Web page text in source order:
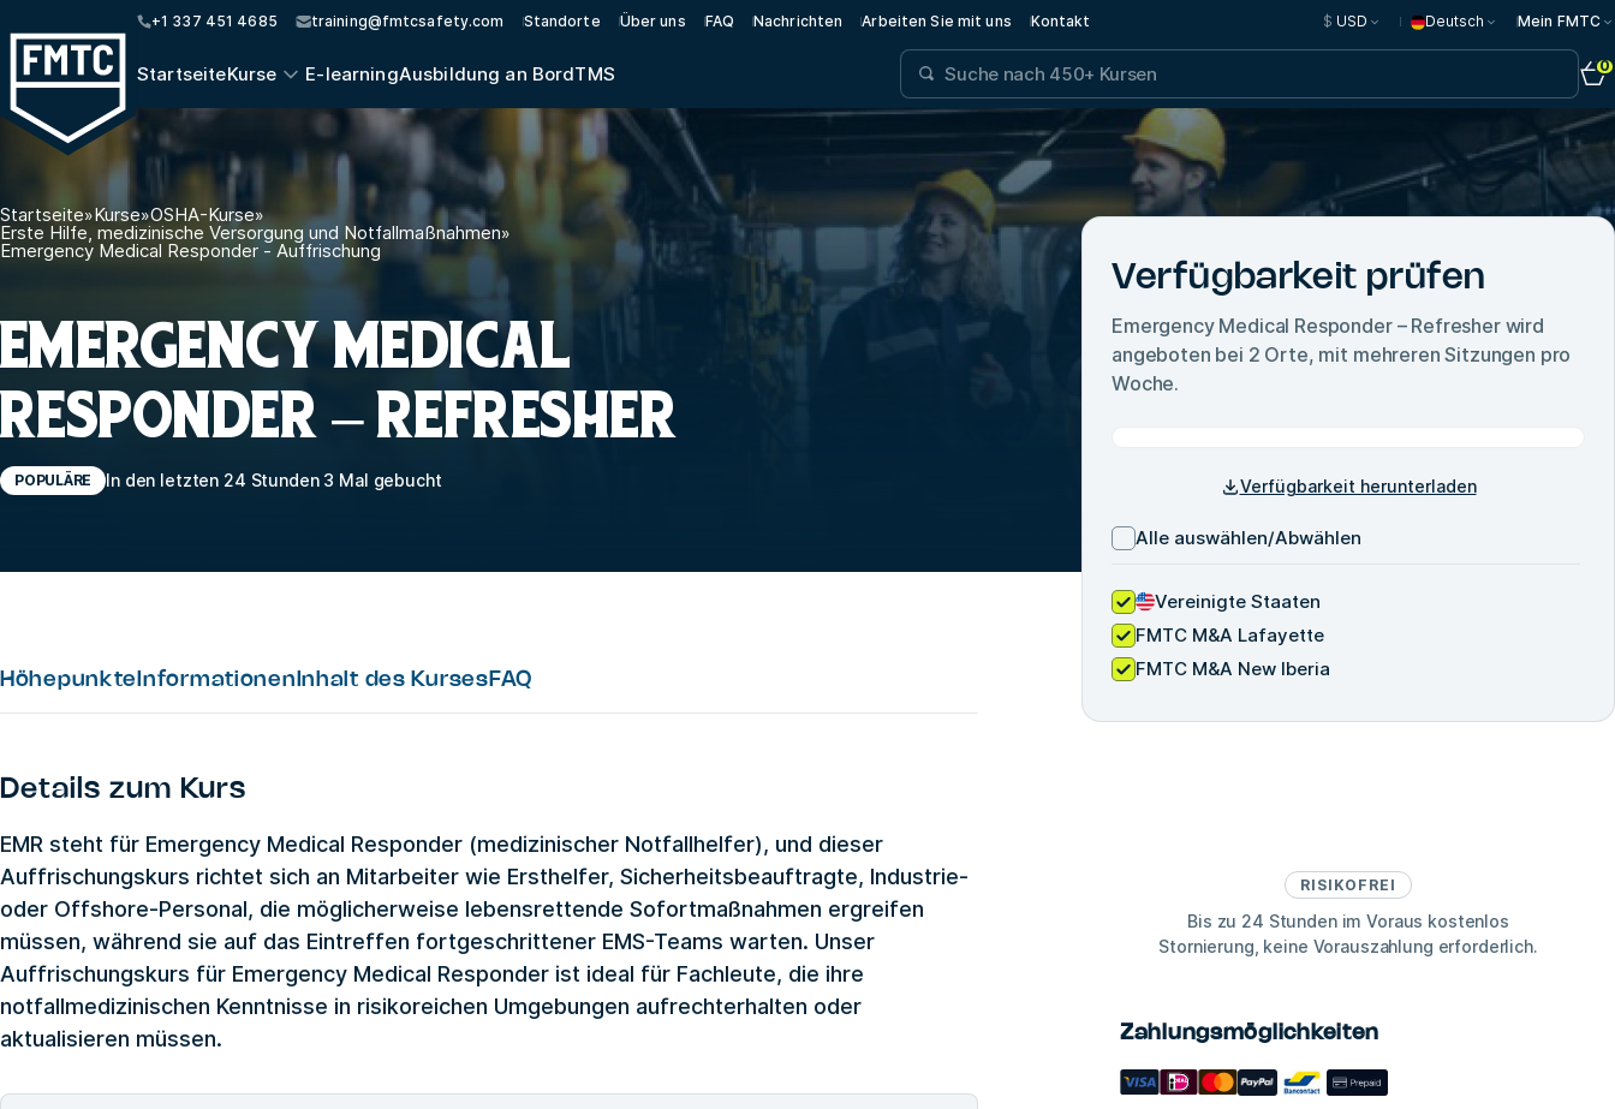
+1 337 451 4685 training@fmtcsafety.com Standorte Über uns FAQ Nachrichten Arbeiten Sie mit uns Kontakt $ USD Deutsch Mein FMTC
StartseiteKurse E-learningAusbildung an BordTMS 0
Startseite»Kurse»OSHA-Kurse»
Erste Hilfe, medizinische Versorgung und Notfallmaßnahmen»
Emergency Medical Responder - Auffrischung
EMERGENCY MEDICAL
RESPONDER – REFRESHER
POPULÄRE In den letzten 24 Stunden 3 Mal gebucht
Höhepunkte Informationen Inhalt des Kurses FAQ
Details zum Kurs
EMR steht für Emergency Medical Responder (medizinischer Notfallhelfer), und dieser
Auffrischungskurs richtet sich an Mitarbeiter wie Ersthelfer, Sicherheitsbeauftragte, Industrie-
oder Offshore-Personal, die möglicherweise lebensrettende Sofortmaßnahmen ergreifen
müssen, während sie auf das Eintreffen fortgeschrittener EMS-Teams warten. Unser
Auffrischungskurs für Emergency Medical Responder ist ideal für Fachleute, die ihre
notfallmedizinischen Kenntnisse in risikoreichen Umgebungen aufrechterhalten oder
aktualisieren müssen.
Verfügbarkeit prüfen
Emergency Medical Responder – Refresherwird
angeboten bei 2 Orte, mit mehreren Sitzungen pro
Woche.
Verfügbarkeit herunterladen
Alle auswählen/Abwählen
Vereinigte Staaten
FMTC M&A Lafayette
FMTC M&A New Iberia
RISIKOFREI
Bis zu 24 Stunden im Voraus kostenlos
Stornierung, keine Vorauszahlung erforderlich.
Zahlungsmöglichkeiten